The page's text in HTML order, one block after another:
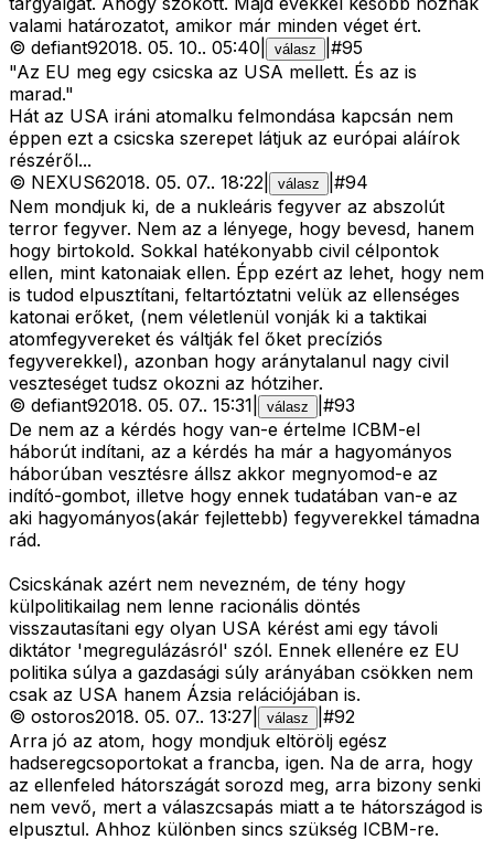
valami határozatot, amikor már minden véget ért.
© defiant92018. 05. 10.. 05:40 válasz #95
"Az EU meg egy csicska az USA mellett. És az is
marad."
Hát az USA iráni atomalku felmondása kapcsán nem
éppen ezt a csicska szerepet látjuk az európai aláírok
részéről...
© NEXUS62018. 05. 07.. 18:22 válasz #94
Nem mondjuk ki, de a nukleáris fegyver az abszolút
terror fegyver. Nem az a lényege, hogy bevesd, hanem
hogy birtokold. Sokkal hatékonyabb civil célpontok
ellen, mint katonaiak ellen. Épp ezért az lehet, hogy nem
is tudod elpusztítani, feltartóztatni velük az ellenséges
katonai erőket, (nem véletlenül vonják ki a taktikai
atomfegyvereket és váltják fel őket precíziós
fegyverekkel), azonban hogy aránytalanul nagy civil
veszteséget tudsz okozni az hótziher.
© defiant92018. 05. 07.. 15:31 válasz #93
De nem az a kérdés hogy van-e értelme ICBM-el
háborút indítani, az a kérdés ha már a hagyományos
háborúban vesztésre állsz akkor megnyomod-e az
indító-gombot, illetve hogy ennek tudatában van-e az
aki hagyományos(akár fejlettebb) fegyverekkel támadna
rád.
Csicskának azért nem nevezném, de tény hogy
külpolitikailag nem lenne racionális döntés
visszautasítani egy olyan USA kérést ami egy távoli
diktátor 'megregulázásról' szól. Ennek ellenére ez EU
politika súlya a gazdasági súly arányában csökken nem
csak az USA hanem Ázsia relációjában is.
© ostoros2018. 05. 07.. 13:27 válasz #92
Arra jó az atom, hogy mondjuk eltörölj egész
hadseregcsoportokat a francba, igen. Na de arra, hogy
az ellenfeled hátországát sorozd meg, arra bizony senki
nem vevő, mert a válaszcsapás miatt a te hátországod is
elpusztul. Ahhoz különben sincs szükség ICBM-re.